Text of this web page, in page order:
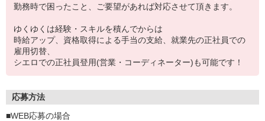
勤務時で困ったこと、ご要望があれば対応させて頂きます。
ゆくゆくは経験・スキルを積んでからは
時給アップ、資格取得による手当の支給、就業先の正社員での
雇用切替、
シエロでの正社員登用(営業・コーディネーター)も可能です！
応募方法
■WEB応募の場合